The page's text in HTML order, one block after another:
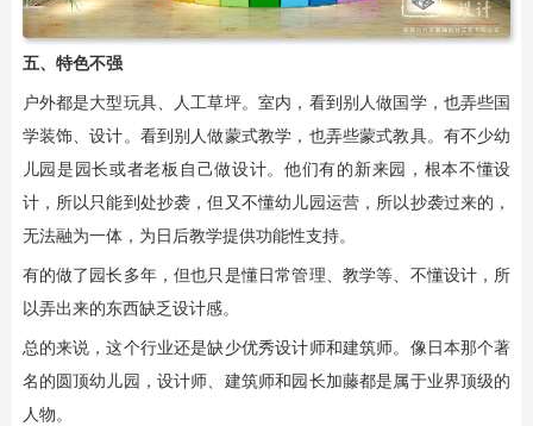
五、特色不强
户外都是大型玩具、人工草坪。室内，看到别人做国学，也弄些国
学装饰、设计。看到别人做蒙式教学，也弄些蒙式教具。有不少幼
儿园是园长或者老板自己做设计。他们有的新来园，根本不懂设
计，所以只能到处抄袭，但又不懂幼儿园运营，所以抄袭过来的，
无法融为一体，为日后教学提供功能性支持。
有的做了园长多年，但也只是懂日常管理、教学等、不懂设计，所
以弄出来的东西缺乏设计感。
总的来说，这个行业还是缺少优秀设计师和建筑师。像日本那个著
名的圆顶幼儿园，设计师、建筑师和园长加藤都是属于业界顶级的
人物。